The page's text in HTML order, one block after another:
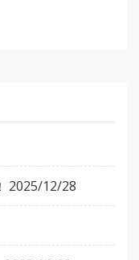
2025/12/28